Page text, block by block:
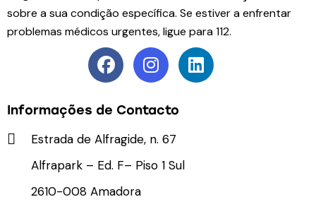
sobre a sua condição específica. Se estiver a enfrentar
problemas médicos urgentes, ligue para 112.
Informações de Contacto
Estrada de Alfragide, n. 67
Alfrapark – Ed. F– Piso 1 Sul
2610-008 Amadora